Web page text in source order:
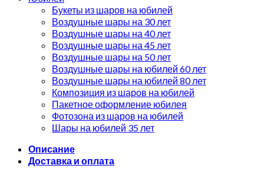
Букеты из шаров на юбилей
Воздушные шары на 30 лет
Воздушные шары на 40 лет
Воздушные шары на 45 лет
Воздушные шары на 50 лет
Воздушные шары на юбилей 60 лет
Воздушные шары на юбилей 80 лет
Композиция из шаров на юбилей
Пакетное оформление юбилея
Фотозона из шаров на юбилей
Шары на юбилей 35 лет
Описание
Доставка и оплата